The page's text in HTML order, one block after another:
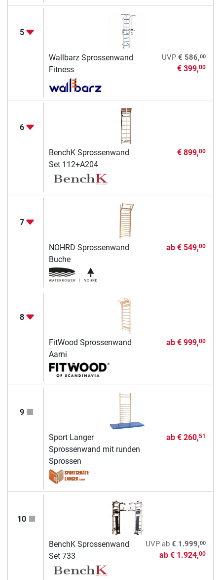
5
Wallbarz Sprossenwand
Fitness
UVP € 586,00
€ 399,00
6
BenchK Sprossenwand
Set 112+A204
€ 899,00
7
NOHRD Sprossenwand
Buche
ab € 549,00
8
FitWood Sprossenwand
Aarni
ab € 999,00
9
Sport Langer
Sprossenwand mit runden
Sprossen
ab € 260,51
10
BenchK Sprossenwand
Set 733
UVPab € 1.999,00
ab € 1.924,00